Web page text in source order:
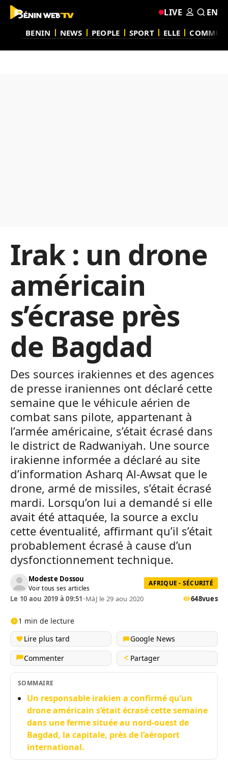
BENIN NEWS PEOPLE SPORT ELLE
LIVE EN
Irak : un drone
américain
s’écrase près
de Bagdad
Des sources irakiennes et des agences
de presse iraniennes ont déclaré cette
semaine que le véhicule aérien de
combat sans pilote, appartenant à
l’armée américaine, s’était écrasé dans
le district de Radwaniyah. Une source
irakienne informée a déclaré au site
d’information Asharq Al-Awsat que le
drone, armé de missiles, s’était écrasé
mardi. Lorsqu’on lui a demandé si elle
avait été attaquée, la source a exclu
cette éventualité, affirmant qu’il s’était
probablement écrasé à cause d’un
dysfonctionnement technique.
Modeste Dossou
Voir tous ses articles
AFRIQUE - SÉCURITÉ
Le 10 aou 2019 à 09:51•MàJ le 29 aou 2020 648vues
1 min de lecture
Lire plus tard
Google News
Commenter
Partager
SOMMAIRE
Un responsable irakien a confirmé qu’un
drone américain s’était écrasé cette semaine
dans une ferme située au nord-ouest de
Bagdad, la capitale, près de l’aéroport
international.